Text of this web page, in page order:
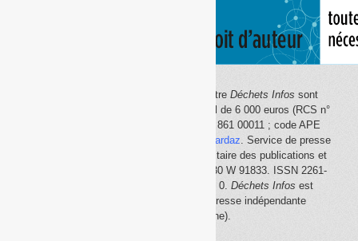
et la lettre Déchets Infos sont
édités par Déchets Infos, SAS au capital de 6 000 euros (RCS n°
792 608 861, Créteil ; Siret n° 792 608 861 00011 ; code APE
Olivier Guichardaz . Service de presse
en ligne reconnu par la Commission paritaire des publications et
des agences de presse (CPPAP) n° 0530 W 91833. ISSN 2261-
2726. Déclaration CNIL n° 1644033 v 0. Déchets Infos est
(Syndicat de la presse indépendante
d'information en ligne).